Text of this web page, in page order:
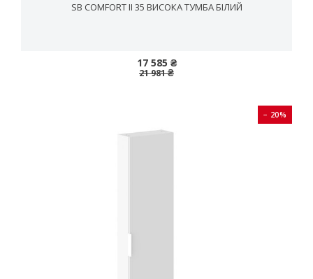
SB COMFORT II 35 ВИСОКА ТУМБА БІЛИЙ
17 585 ₴
21 981 ₴
− 20%